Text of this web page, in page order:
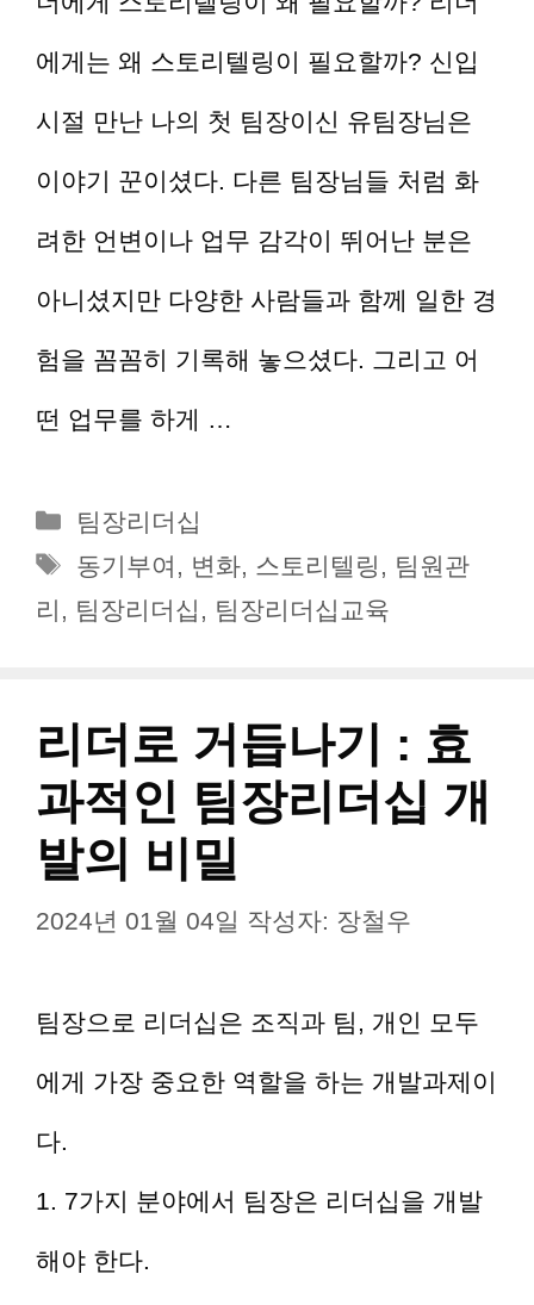
에게는 왜 스토리텔링이 필요할까? 신입
시절 만난 나의 첫 팀장이신 유팀장님은
이야기 꾼이셨다. 다른 팀장님들 처럼 화
려한 언변이나 업무 감각이 뛰어난 분은
아니셨지만 다양한 사람들과 함께 일한 경
험을 꼼꼼히 기록해 놓으셨다. 그리고 어
떤 업무를 하게 …
카
테
리
팀장리더십
태
그
동기부여 , 변화, 스토리텔링 , 팀원관
리 , 팀장리더십 , 팀장리더십교육
리더로 거듭나기 : 효
과적인 팀장리더십 개
발의 비밀
2024년 01월 04일 작성자: 장철우
팀장으로 리더십은 조직과 팀, 개인 모두
에게 가장 중요한 역할을 하는 개발과제이
다.
1. 7가지 분야에서 팀장은 리더십을 개발
해야 한다.